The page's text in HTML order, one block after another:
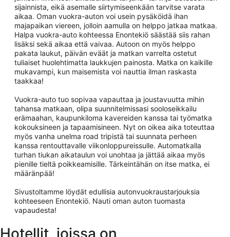
sijainnista, eikä asemalle siirtymiseenkään tarvitse varata
aikaa. Oman vuokra-auton voi usein pysäköidä ihan
majapaikan viereen, jolloin aamulla on helppo jatkaa matkaa.
Halpa vuokra-auto kohteessa Enontekiö säästää siis rahan
lisäksi sekä aikaa että vaivaa. Autoon on myös helppo
pakata laukut, päivän eväät ja matkan varrelta ostetut
tuliaiset huolehtimatta laukkujen painosta. Matka on kaikille
mukavampi, kun maisemista voi nauttia ilman raskasta
taakkaa!
Vuokra-auto tuo sopivaa vapauttaa ja joustavuutta mihin
tahansa matkaan, olipa suunnitelmissasi sooloseikkailu
erämaahan, kaupunkiloma kavereiden kanssa tai työmatka
kokouksineen ja tapaamisineen. Nyt on oikea aika toteuttaa
myös vanha unelma road tripistä tai suunnata perheen
kanssa rentouttavalle viikonloppureissulle. Automatkalla
turhan tiukan aikataulun voi unohtaa ja jättää aikaa myös
pienille tieltä poikkeamisille. Tärkeintähän on itse matka, ei
määränpää!
Sivustoltamme löydät edullisia autonvuokraustarjouksia
kohteeseen Enontekiö. Nauti oman auton tuomasta
vapaudesta!
Hotellit, joissa on